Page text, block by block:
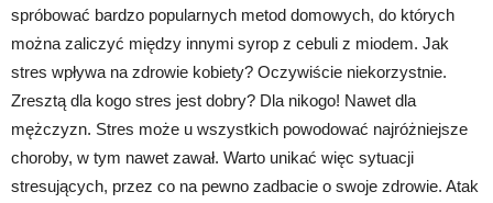
spróbować bardzo popularnych metod domowych, do których
można zaliczyć między innymi syrop z cebuli z miodem. Jak
stres wpływa na zdrowie kobiety? Oczywiście niekorzystnie.
Zresztą dla kogo stres jest dobry? Dla nikogo! Nawet dla
mężczyzn. Stres może u wszystkich powodować najróżniejsze
choroby, w tym nawet zawał. Warto unikać więc sytuacji
stresujących, przez co na pewno zadbacie o swoje zdrowie. Atak